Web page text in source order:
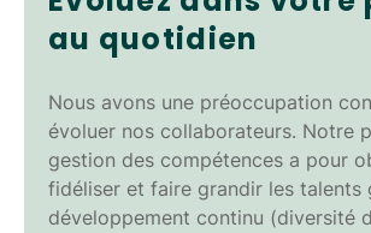
au quotidien
Nous avons une préoccupation
évoluer nos collaborateurs. Notre
gestion des compétences a pour
fidéliser et faire grandir les talents
développement continu (diversité